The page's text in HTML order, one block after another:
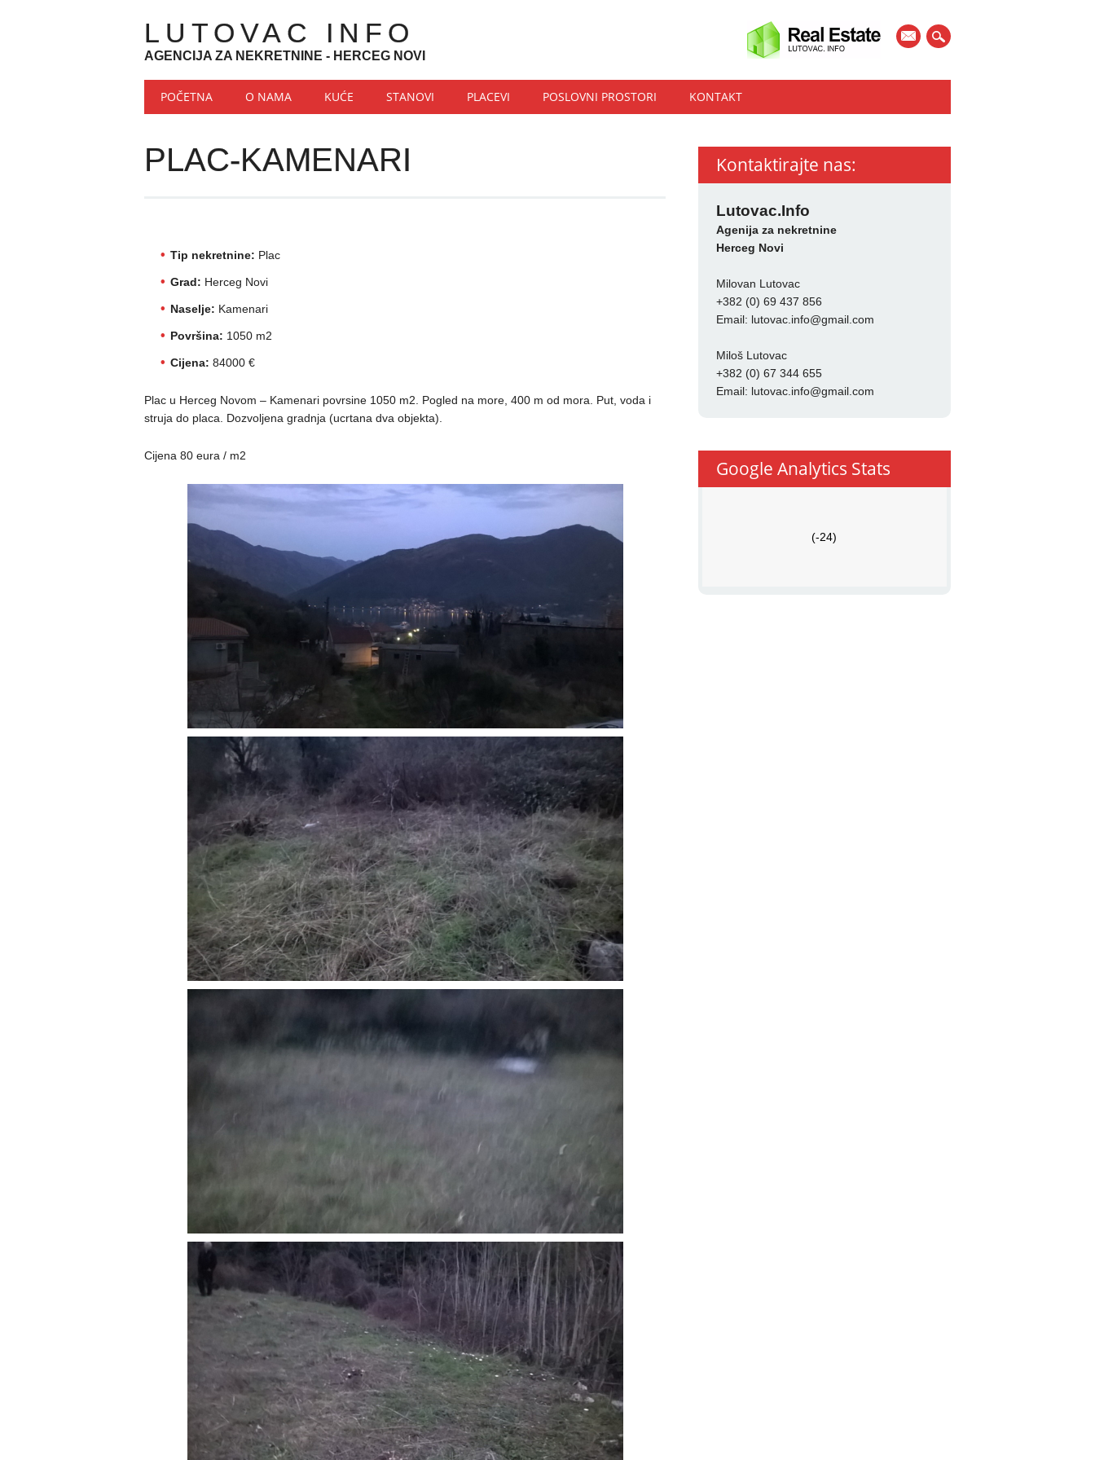
mail
LUTOVAC INFO
AGENCIJA ZA NEKRETNINE - HERCEG NOVI
Main menu
Skip to content
POČETNA O NAMA KUĆE STANOVI PLACEVI POSLOVNI PROSTORI KONTAKT
PLAC-KAMENARI
Tip nekretnine: Plac
Grad: Herceg Novi
Naselje: Kamenari
Površina: 1050 m2
Cijena: 84000 €
Plac u Herceg Novom – Kamenari povrsine 1050 m2. Pogled na more, 400 m od mora. Put, voda i
struja do placa. Dozvoljena gradnja (ucrtana dva objekta).
Cijena 80 eura / m2
Kontaktirajte nas:
Lutovac.Info
Agenija za nekretnine
Herceg Novi
Milovan Lutovac
+382 (0) 69 437 856
Email: lutovac.info@gmail.com
Miloš Lutovac
+382 (0) 67 344 655
Email: lutovac.info@gmail.com
Google Analytics Stats
(-24)